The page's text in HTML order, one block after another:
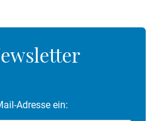
Adresse ein: